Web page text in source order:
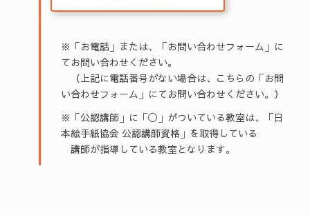
※「お電話」または、「お問い合わせフォーム」に
てお問い合わせください。
（上記に電話番号がない場合は、こちらの「お問
い合わせフォーム」にてお問い合わせください。）
※「公認講師」に「◯」がついている教室は、「日
本絵手紙協会 公認講師資格」を取得している
講師が指導している教室となります。